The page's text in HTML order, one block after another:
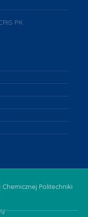
PK
Chemicznej Politechniki